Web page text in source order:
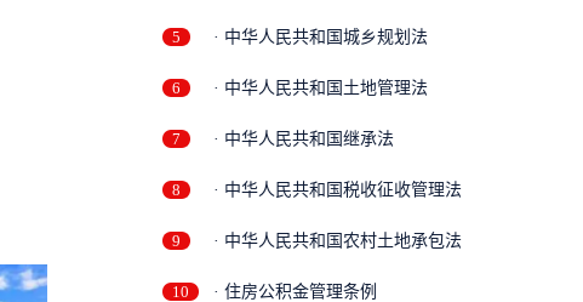
5 · 中华人民共和国城乡规划法
6 · 中华人民共和国土地管理法
7 · 中华人民共和国继承法
8 · 中华人民共和国税收征收管理法
9 · 中华人民共和国农村土地承包法
10 · 住房公积金管理条例